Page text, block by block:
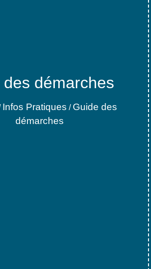
des démarches
Infos Pratiques / Guide des
démarches